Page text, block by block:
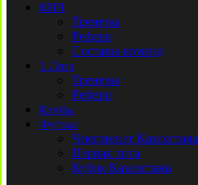
КПЛ
Тренеры
Рефери
Составы команд
1 Лига
Тренеры
Рефери
Клубы
Футзал
Чемпионат Казахстана
Первая лига
Кубок Казахстана